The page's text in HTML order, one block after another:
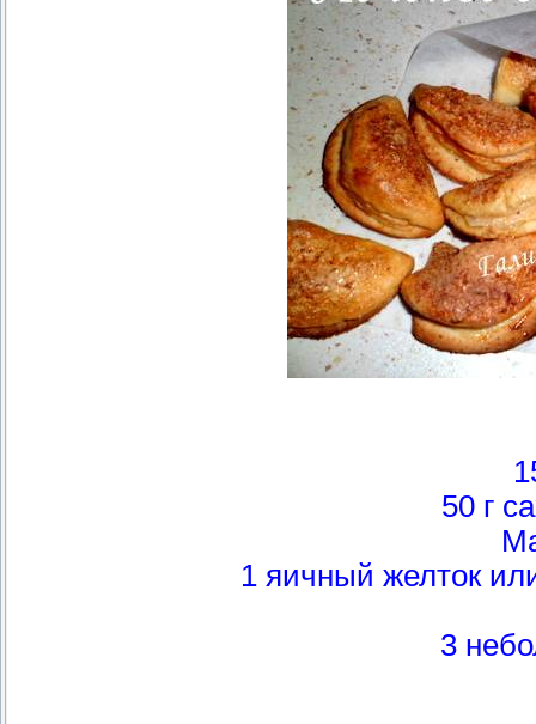
50 г
1 яичный желток
3